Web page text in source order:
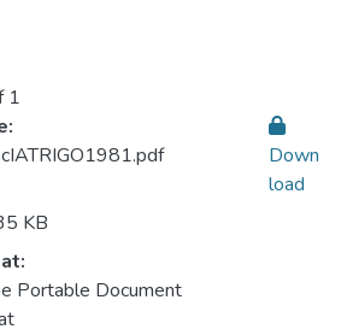
1
KB
Portable Document
Down
load